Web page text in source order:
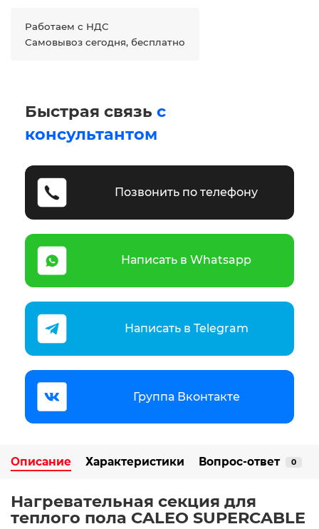
Работаем с НДС
Самовывоз сегодня, бесплатно
Быстрая связь с
консультантом
Позвонить по телефону
Написать в Whatsapp
Написать в Telegram
Группа Вконтакте
Описание Характеристики Вопрос-ответ 0
Нагревательная секция для
теплого пола CALEO SUPERCABLE